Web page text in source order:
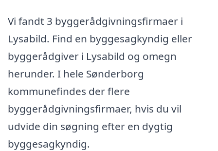
Vi fandt 3 byggerådgivningsfirmaer i
Lysabild. Find en byggesagkyndig eller
byggerådgiver i Lysabild og omegn
herunder. I hele Sønderborg
kommunefindes der flere
byggerådgivningsfirmaer, hvis du vil
udvide din søgning efter en dygtig
byggesagkyndig.